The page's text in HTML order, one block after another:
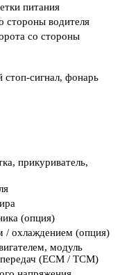
питания
стороны водителя
со стороны
сигнал, фонарь
прикуриватель,
(опция)
/ охлаждением (опция)
модуль
(ECM / TCM)